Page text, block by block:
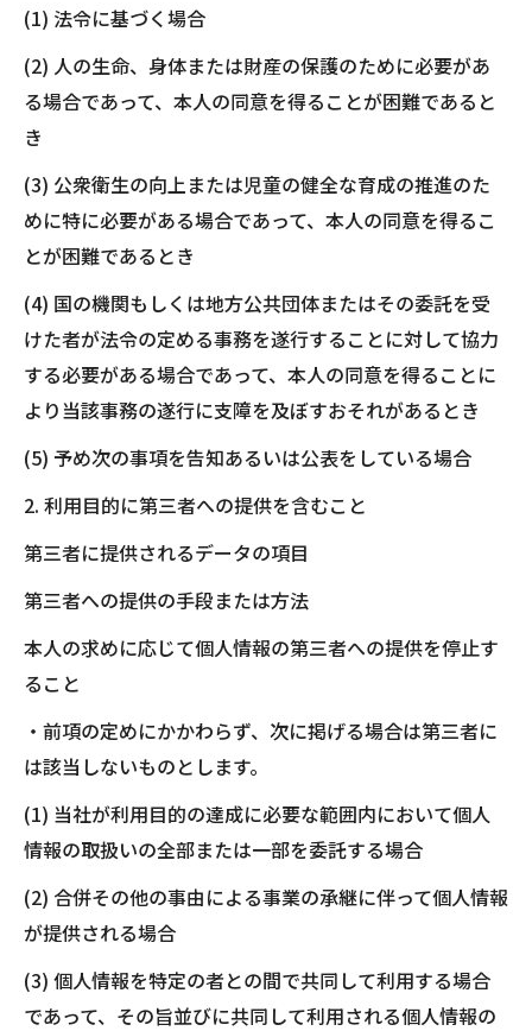
(1) 法令に基づく場合
(2) 人の生命、身体または財産の保護のために必要があ
る場合であって、本人の同意を得ることが困難であると
き
(3) 公衆衛生の向上または児童の健全な育成の推進のた
めに特に必要がある場合であって、本人の同意を得るこ
とが困難であるとき
(4) 国の機関もしくは地方公共団体またはその委託を受
けた者が法令の定める事務を遂行することに対して協力
する必要がある場合であって、本人の同意を得ることに
より当該事務の遂行に支障を及ぼすおそれがあるとき
(5) 予め次の事項を告知あるいは公表をしている場合
2. 利用目的に第三者への提供を含むこと
第三者に提供されるデータの項目
第三者への提供の手段または方法
本人の求めに応じて個人情報の第三者への提供を停止す
ること
・前項の定めにかかわらず、次に掲げる場合は第三者に
は該当しないものとします。
(1) 当社が利用目的の達成に必要な範囲内において個人
情報の取扱いの全部または一部を委託する場合
(2) 合併その他の事由による事業の承継に伴って個人情報
が提供される場合
(3) 個人情報を特定の者との間で共同して利用する場合
であって、その旨並びに共同して利用される個人情報の